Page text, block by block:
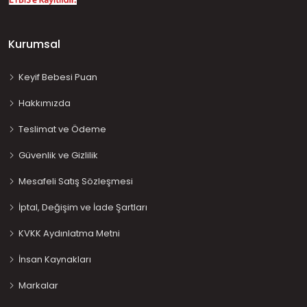
Kurumsal
Keyif Bebesi Puan
Hakkımızda
Teslimat ve Ödeme
Güvenlik ve Gizlilik
Mesafeli Satış Sözleşmesi
İptal, Değişim ve İade Şartları
KVKK Aydınlatma Metni
İnsan Kaynakları
Markalar